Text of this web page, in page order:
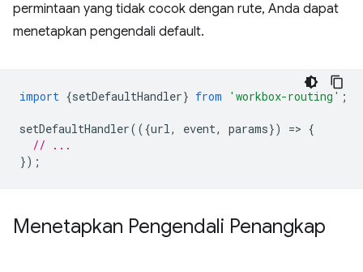
permintaan yang tidak cocok dengan rute, Anda dapat
menetapkan pengendali default.
import {setDefaultHandler} from 'workbox-routing' ;
setDefaultHandler(({url, event, params}) => {
// ...
});
Menetapkan Pengendali Penangkap